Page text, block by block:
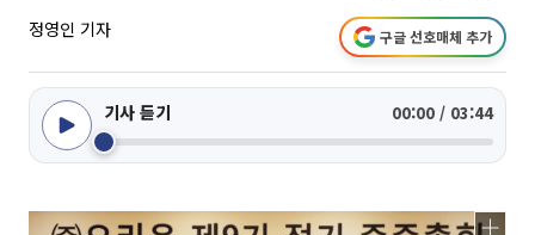
정영인 기자 구글 선호매체 추가
기사 듣기 00:00 / 03:44